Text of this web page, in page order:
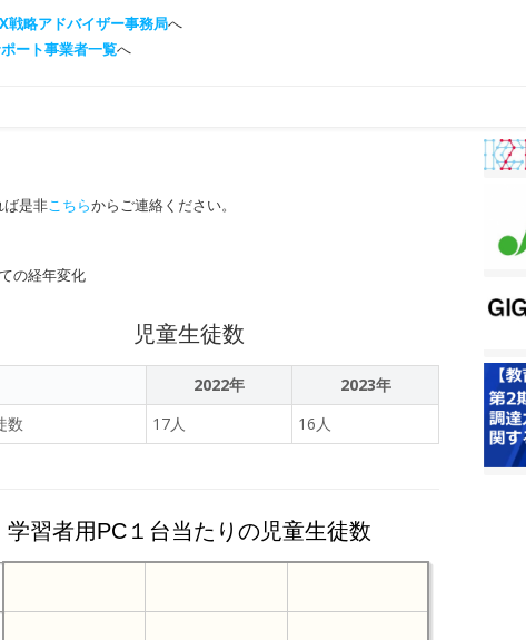
戦略アドバイザー事務局へ
ート事業者一覧へ
ば是非こちらからご連絡ください。
の経年変化
児童生徒数
2022年
2023年
数
17人 16人
学習者用PC１台当たりの児童生徒数